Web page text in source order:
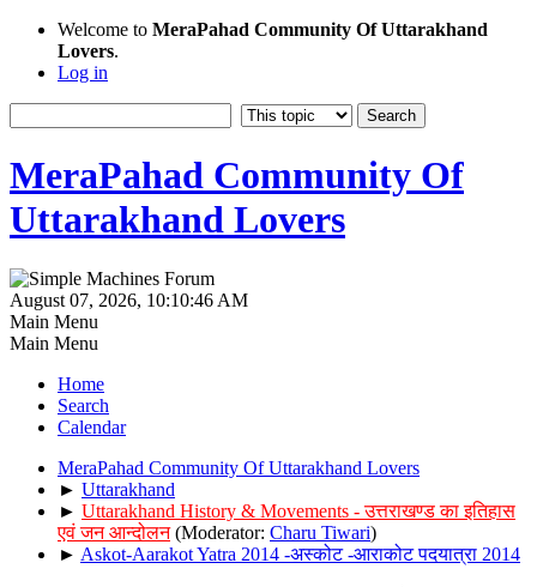
Welcome to MeraPahad Community Of Uttarakhand
Lovers.
Log in
MeraPahad Community Of
Uttarakhand Lovers
August 07, 2026, 10:10:46 AM
Main Menu
Main Menu
Home
Search
Calendar
MeraPahad Community Of Uttarakhand Lovers
► Uttarakhand
► Uttarakhand History & Movements - उत्तराखण्ड का इतिहास
एवं जन आन्दोलन (Moderator: Charu Tiwari)
► Askot-Aarakot Yatra 2014 -अस्कोट -आराकोट पदयात्रा 2014